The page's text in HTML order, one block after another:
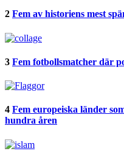
2 Fem av historiens mest
3 Fem fotbollsmatcher där
4 Fem europeiska länder
hundra åren